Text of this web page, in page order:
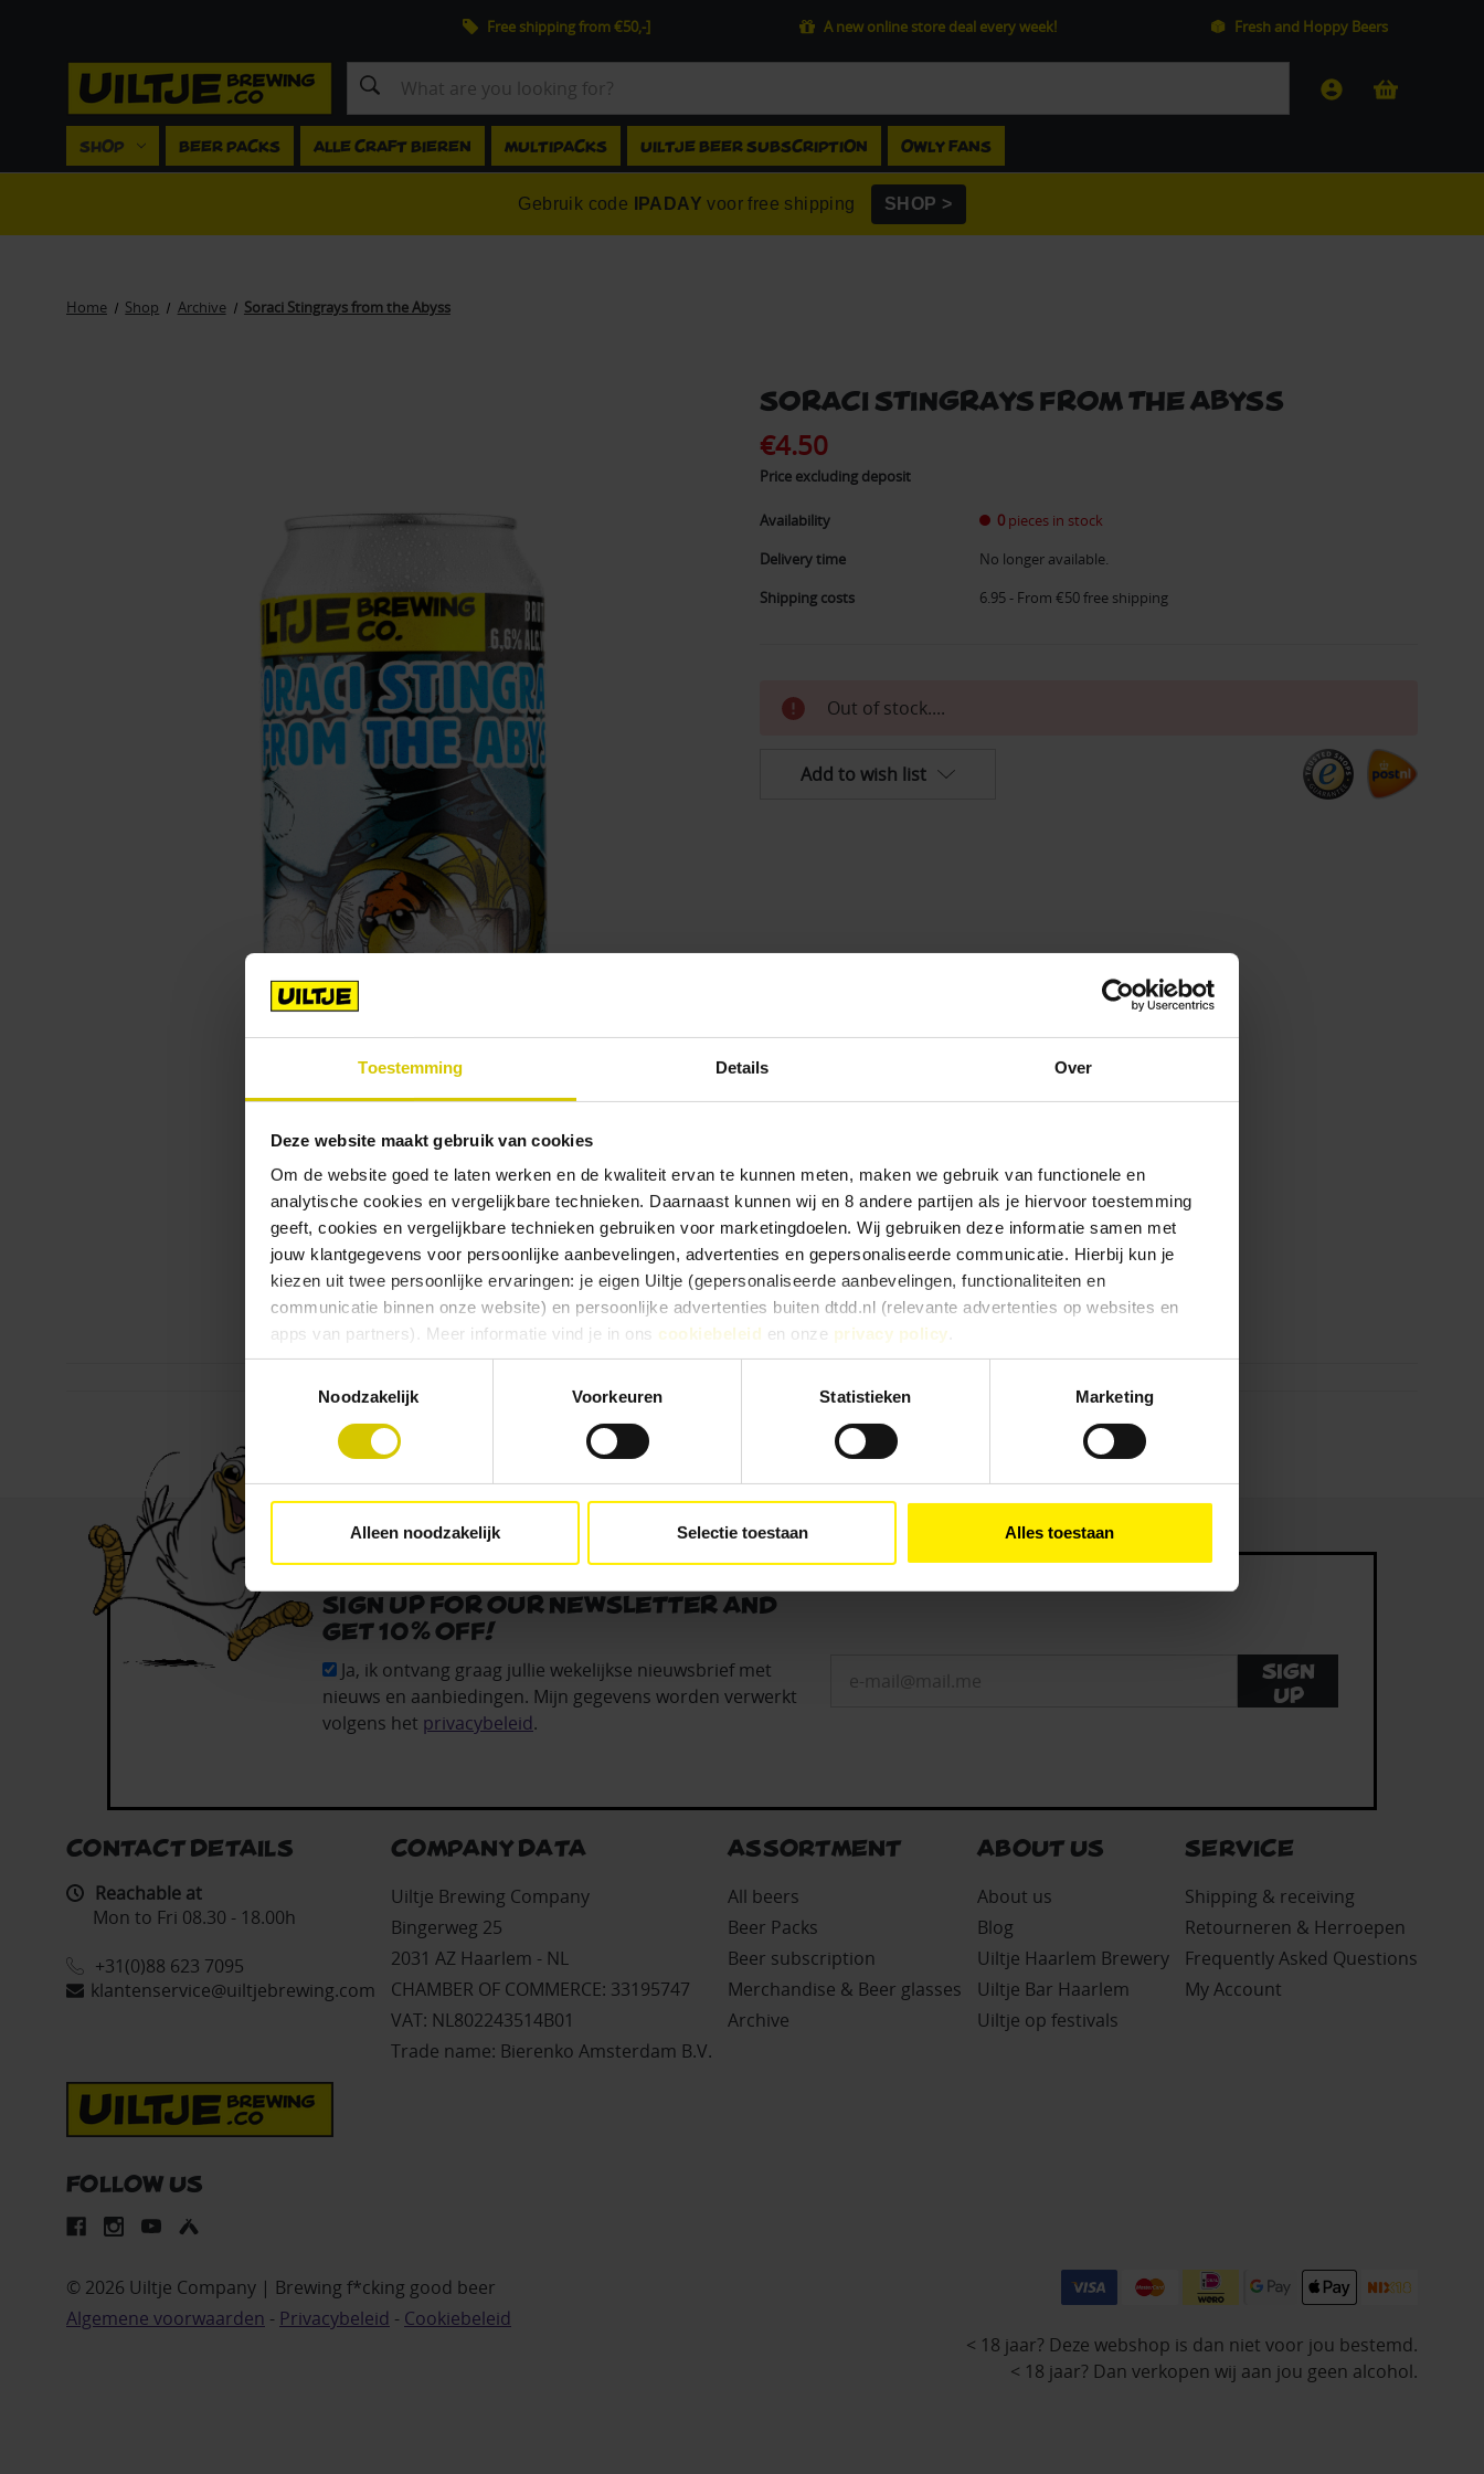
Toestemming Details Over
Deze website maakt gebruik van cookies
Om de website goed te laten werken en de kwaliteit ervan te kunnen meten, maken we gebruik van functionele en
analytische cookies en vergelijkbare technieken. Daarnaast kunnen wij en 8 andere partijen als je hiervoor toestemming
geeft, cookies en vergelijkbare technieken gebruiken voor marketingdoelen. Wij gebruiken deze informatie samen met
jouw klantgegevens voor persoonlijke aanbevelingen, advertenties en gepersonaliseerde communicatie. Hierbij kun je
kiezen uit twee persoonlijke ervaringen: je eigen Uiltje (gepersonaliseerde aanbevelingen, functionaliteiten en
communicatie binnen onze website) en persoonlijke advertenties buiten dtdd.nl (relevante advertenties op websites en
apps van partners). Meer informatie vind je in ons cookiebeleid en onze privacy policy
Vind je deze twee persoonlijke ervaringen goed, kies dan voor ‘Alles toestaan’. Via ‘Selectie toestaan’ kun je specifieker
voor functionele en analytische doelen. Je kunt je keuze achteraf altijd aanpassen of intrekken via het
cookiebeleid
Noodzakelijk
Voorkeuren Statistieken Marketing
Alleen noodzakelijk Selectie toestaan Alles toestaan
Free shipping from €50,-] A new online store deal every week! Fresh and Hoppy Beers
Search
SHOP BEER PACKS ALLE CRAFT BIEREN MULTIPACKS UILTJE BEER SUBSCRIPTION OWLY FANS
Gebruik code IPADAY voor free shipping SHOP >
Home Shop Archive Soraci Stingrays from the Abyss
Touch om in te zoomen
Soraci Stingrays from the Abyss
€4.50
Price excluding deposit
Availability 0pieces in stock
Delivery time
No longer available.
Shipping costs
6.95 - From €50 free shipping
stock:
Out of stock....
Add to wish list
Sign up for our newsletter and
get 10% off!
Ja, ik ontvang graag jullie wekelijkse nieuwsbrief met
nieuws en aanbiedingen. Mijn gegevens worden verwerkt
volgens het privacybeleid.
Sign
up
CONTACT DETAILS
Reachable at
Mon to Fri 08.30 - 18.00h
+31(0)88 623 7095
klantenservice@uiltjebrewing.com
FOLLOW US
COMPANY DATA
Uiltje Brewing Company
Bingerweg 25
2031 AZ Haarlem - NL
CHAMBER OF COMMERCE: 33195747
VAT: NL802243514B01
Trade name: Bierenko Amsterdam B.V.
ASSORTMENT
All beers
Beer Packs
Beer subscription
Merchandise & Beer glasses
Archive
ABOUT US
About us
Blog
Uiltje Haarlem Brewery
Uiltje Bar Haarlem
Uiltje op festivals
SERVICE
Shipping & receiving
Retourneren & Herroepen
Frequently Asked Questions
My Account
© 2026 Uiltje Company | Brewing f*cking good beer
Algemene voorwaarden - Privacybeleid - Cookiebeleid
< 18 jaar? Deze webshop is dan niet voor jou bestemd.
< 18 jaar? Dan verkopen wij aan jou geen alcohol.